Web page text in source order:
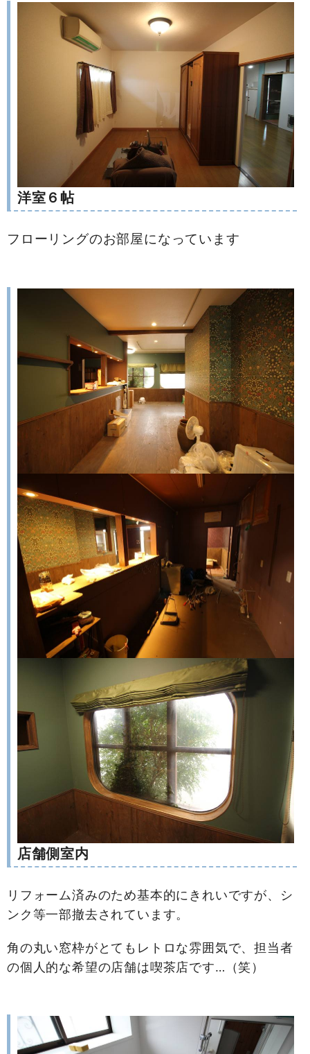
洋室６帖
フローリングのお部屋になっています
店舗側室内
リフォーム済みのため基本的にきれいですが、シ
ンク等一部撤去されています。
角の丸い窓枠がとてもレトロな雰囲気で、担当者
の個人的な希望の店舗は喫茶店です…（笑）